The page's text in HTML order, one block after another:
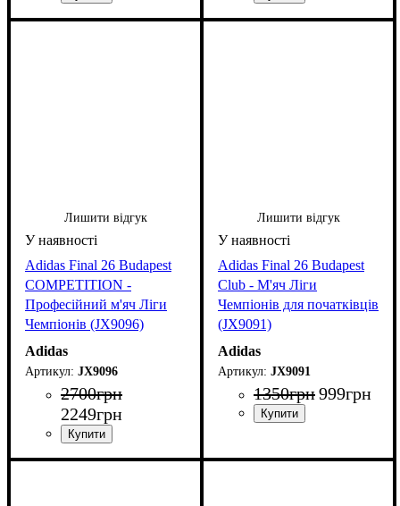
Лишити відгук
Adidas Final 26 Budapest
COMPETITION -
Професійний м'яч Ліги
Чемпіонів (JX9096)
Adidas
JX9096
2700грн
2249грн
Лишити відгук
Adidas Final 26 Budapest
Club - М'яч Ліги
Чемпіонів для початківців
(JX9091)
Adidas
JX9091
1350грн999грн